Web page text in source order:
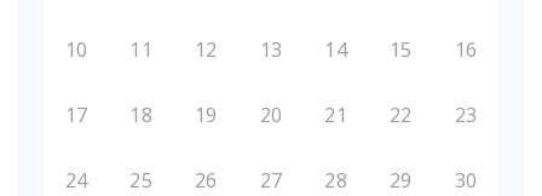
10 11 12 13 14 15 16
17 18 19 20 21 22 23
24 25 26 27 28 29 30